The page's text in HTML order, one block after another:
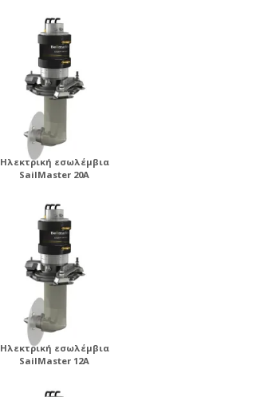
Ηλεκτρική εσωλέμβια
SailMaster 20A
Ηλεκτρική εσωλέμβια
SailMaster 12A